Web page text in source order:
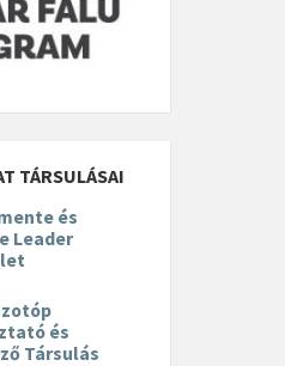
TÁRSULÁSAI
és
Leader
és
Társulás